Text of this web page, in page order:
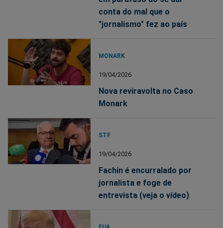
conta do mal que o
"jornalismo" fez ao país
MONARK
19/04/2026
Nova reviravolta no Caso
Monark
STF
19/04/2026
Fachin é encurralado por
jornalista e foge de
entrevista (veja o vídeo)